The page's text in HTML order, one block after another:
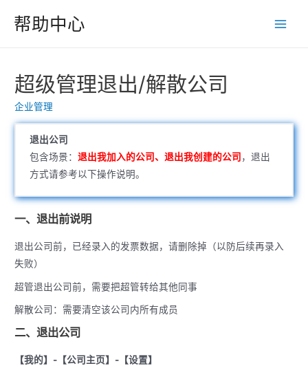
帮助中心
超级管理退出/解散公司
企业管理
退出公司
包含场景：退出我加入的公司、退出我创建的公司 ，退出
方式请参考以下操作说明。
一、退出前说明
退出公司前，已经录入的发票数据，请删除掉（以防后续再录入
失败）
超管退出公司前，需要把超管转给其他同事
解散公司：需要清空该公司内所有成员
二、退出公司
【我的】-【公司主页】-【设置】